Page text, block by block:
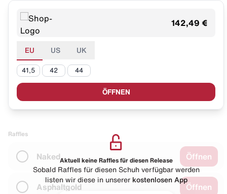
142,49 €
EU US UK
41,5 42 44
ÖFFNEN
Raffles
Naked Öffnen
Asphaltgold Öffnen
Aktuell keine Raffles für diesen Release
Sobald Raffles für diesen Schuh verfügbar werden
listen wir diese in unserer kostenlosen App